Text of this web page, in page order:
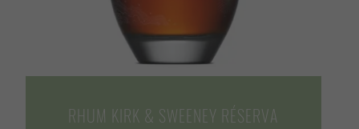
RHUM KIRK & SWEENEY RÉSERVA